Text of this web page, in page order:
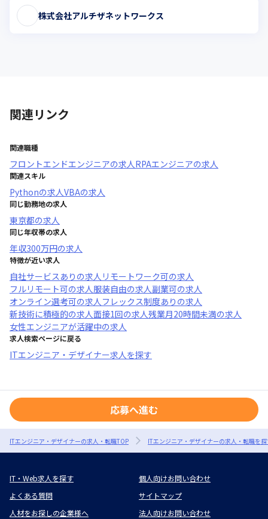
株式会社アルチザネットワークス
関連リンク
関連職種
フロントエンドエンジニアの求人RPAエンジニアの求人
関連スキル
Pythonの求人VBAの求人
同じ勤務地の求人
東京都の求人
同じ年収帯の求人
年収300万円の求人
特徴が近い求人
自社サービスあり の求人 リモートワーク可の求人
フルリモート可の求人服装自由の求人副業可の求人
オンライン選考可の求人フレックス制度あり の求人
新技術に積極的の求人面接1回の求人残業月20時間未満の求人
女性エンジニアが活躍中の求人
求人検索ページに戻る
ITエンジニア・デザイナー求人を探す
応募へ進む
ITエンジニア・デザイナーの求人・転職TOP ITエンジニア・デザイナーの求人・転職を
IT・Web求人を探す
個人向けお問い合わせ
よくある質問
サイトマップ
人材をお探しの企業様へ
法人向けお問い合わせ